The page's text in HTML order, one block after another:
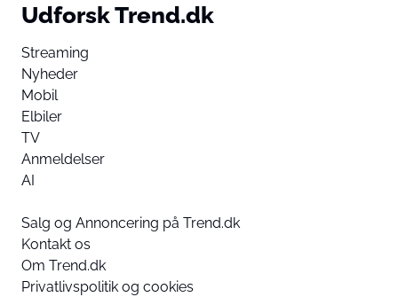
Udforsk Trend.dk
Streaming
Nyheder
Mobil
Elbiler
TV
Anmeldelser
AI
Salg og Annoncering på Trend.dk
Kontakt os
Om Trend.dk
Privatlivspolitik og cookies